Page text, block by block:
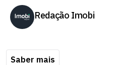
Redação Imobi
Saber mais